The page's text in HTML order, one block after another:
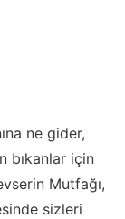
ne gider,
bıkanlar için
Mutfağı,
sizleri